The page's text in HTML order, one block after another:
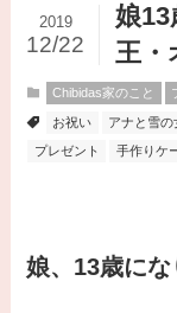
娘13
王・
2019
12/22
Chibidas家のこと
お祝い アナと雪の
プレゼント 手作りケ
娘、13歳にな